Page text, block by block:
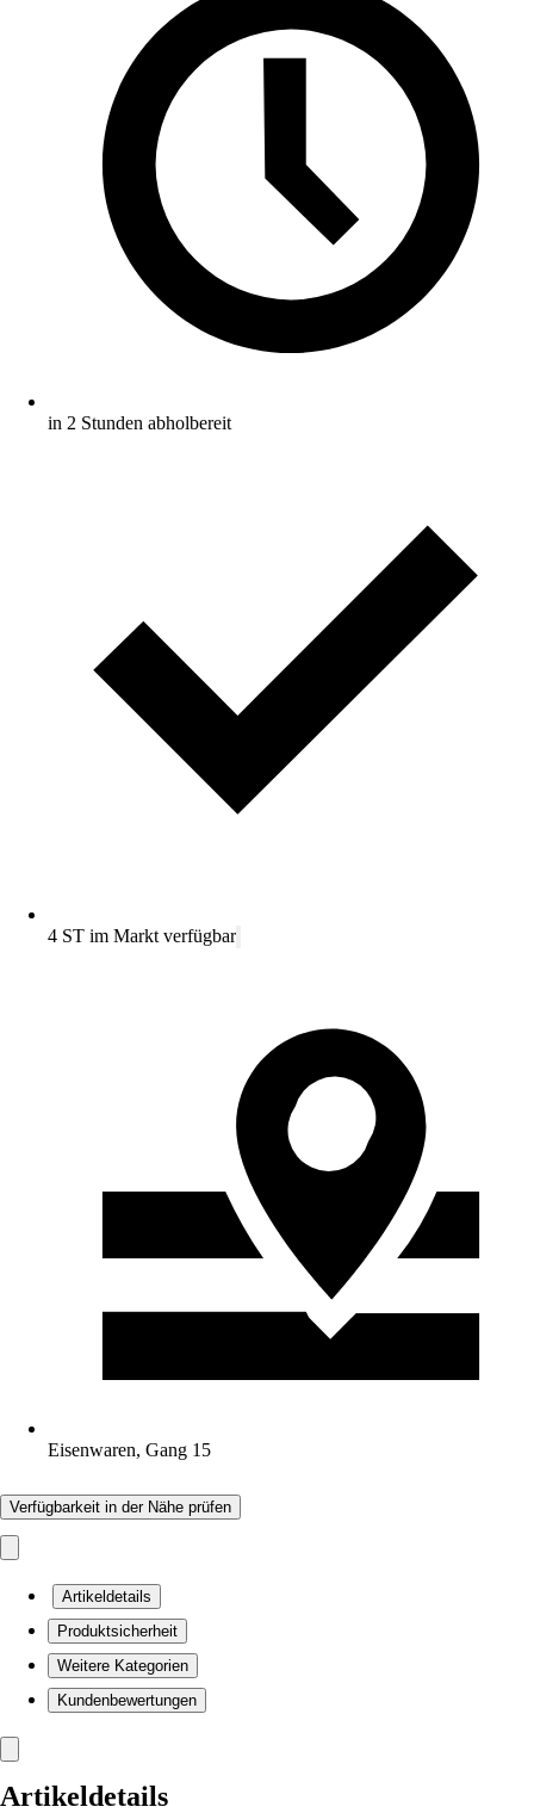
in 2 Stunden abholbereit
4 ST im Markt verfügbar
Eisenwaren, Gang 15
Verfügbarkeit in der Nähe prüfen
Artikeldetails
Produktsicherheit
Weitere Kategorien
Kundenbewertungen
Artikeldetails